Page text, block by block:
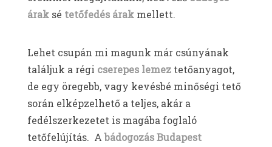
árak sé tetőfedés árak mellett.
Lehet csupán mi magunk már csúnyának
találjuk a régi cserepes lemez tetőanyagot,
de egy öregebb, vagy kevésbé minőségi tető
során elképzelhető a teljes, akár a
fedélszerkezetet is magába foglaló
tetőfelújítás. Abádogozás Budapest